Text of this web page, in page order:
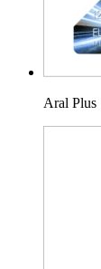
Aral Plus